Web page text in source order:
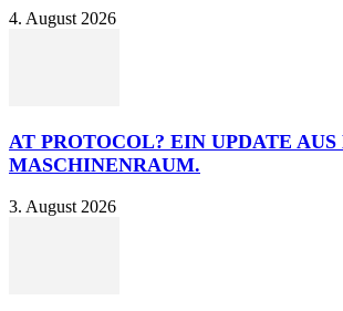
4. August 2026
AT PROTOCOL? EIN UPDATE AUS
MASCHINENRAUM.
3. August 2026